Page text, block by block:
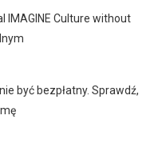
IMAGINE Culture without
być bezpłatny. Sprawdź,